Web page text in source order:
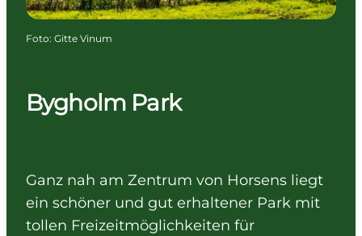
Bygholm Park
Ganz nah am Zentrum von Horsens liegt
ein schöner und gut erhaltener Park mit
tollen Freizeitmöglichkeiten für
Foto: Gitte Vinum